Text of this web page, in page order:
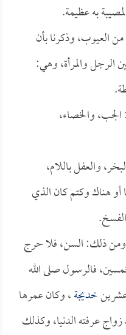
به عظيمة.
من العيوب، وذكرنا بأن
الرجل والمرأة، وهي:
والخصاء،
والعفل باللام،
أو هناك وكتم كان الذي
ومن ذلك: السن، فلا حرج
فالرسول صلى الله
خديجة، وكان عمرها
عرفته الدنيا، وكذلك